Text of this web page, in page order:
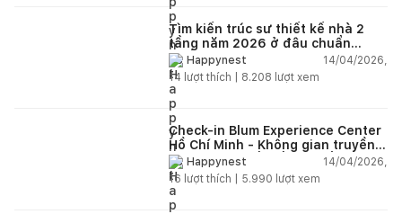
Tìm kiến trúc sư thiết kế nhà 2
tầng năm 2026 ở đâu chuẩn
nhất?Happynest
14/04/2026,
14 lượt thích | 8.208 lượt xem
Check-in Blum Experience Center
Hồ Chí Minh - Không gian truyền
cảm hứng thiết kế nội thất
Happynest
14/04/2026,
16 lượt thích | 5.990 lượt xem